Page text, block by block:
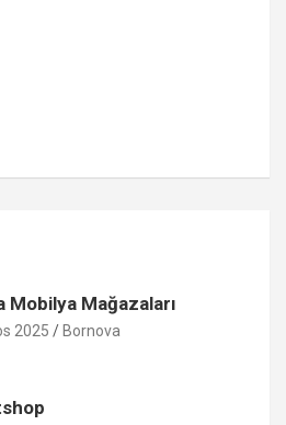
Mobilya Mağazaları
2025 Bornova